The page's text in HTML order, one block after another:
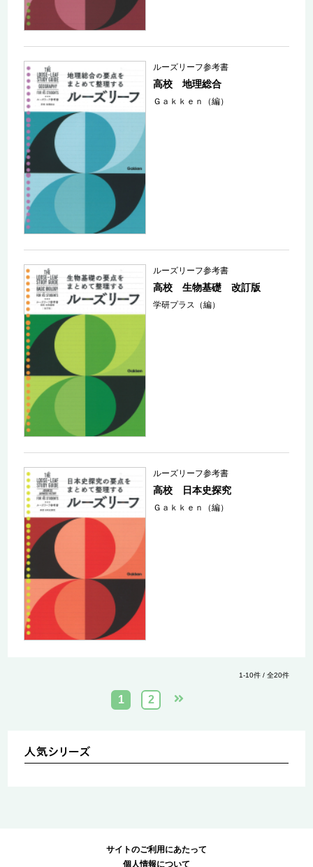
ルーズリーフ参考書
高校 地理総合
Ｇａｋｋｅｎ（編）
ルーズリーフ参考書
高校 生物基礎 改訂版
学研プラス（編）
ルーズリーフ参考書
高校 日本史探究
Ｇａｋｋｅｎ（編）
1-10件 / 全20件
1 2
サイトのご利用にあたって
個人情報について